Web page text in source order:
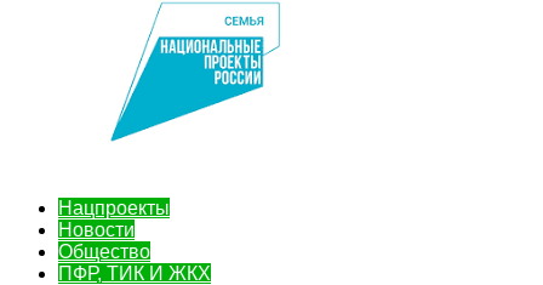
Нацпроекты
Новости
Общество
ПФР, ТИК И ЖКХ